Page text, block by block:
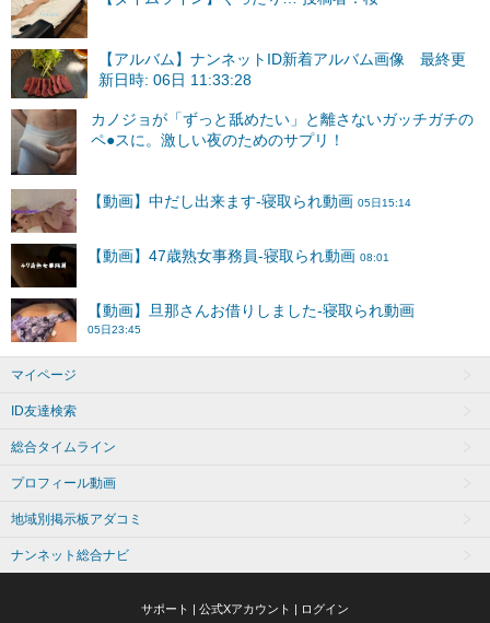
【アルバム】ナンネットID新着アルバム画像 最終更
新日時: 06日 11:33:28
マイページ
ID友達検索
総合タイムライン
プロフィール動画
地域別掲示板アダコミ
ナンネット総合ナビ
サポート | 公式Xアカウント | ログイン